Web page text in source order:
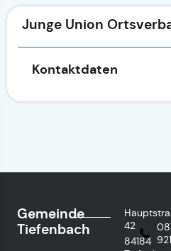
Junge Union
Kontaktdaten
Gemeinde
Tiefenbach
42
84184